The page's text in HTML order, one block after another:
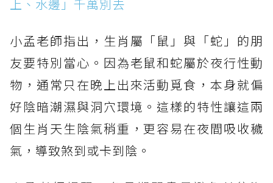
上、水邊」千萬別去
小孟老師指出，生肖屬「鼠」與「蛇」的朋
友要特別當心。因為老鼠和蛇屬於夜行性動
物，通常只在晚上出來活動覓食，本身就偏
好陰暗潮濕與洞穴環境。這樣的特性讓這兩
個生肖天生陰氣稍重，更容易在夜間吸收穢
氣，導致煞到或卡到陰。